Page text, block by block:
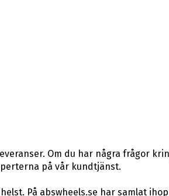
Om du har några frågor
på vår kundtjänst.
På abswheels.se har samlat